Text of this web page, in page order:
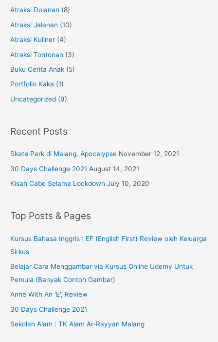
Atraksi Dolanan (8)
Atraksi Jalanan (10)
Atraksi Kuliner (4)
Atraksi Tontonan (3)
Buku Cerita Anak (5)
Portfolio Kaka (1)
Uncategorized (9)
Recent Posts
Skate Park di Malang, Apocalypse November 12, 2021
30 Days Challenge 2021 August 14, 2021
Kisah Cabe Selama Lockdown July 10, 2020
Top Posts & Pages
Kursus Bahasa Inggris : EF (English First) Review oleh Keluarga
Sirkus
Belajar Cara Menggambar via Kursus Online Udemy Untuk
Pemula (Banyak Contoh Gambar)
Anne With An 'E', Review
30 Days Challenge 2021
Sekolah Alam : TK Alam Ar-Rayyan Malang